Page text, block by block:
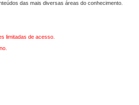
das mais diversas áreas do conhecimento.
limitadas de acesso.